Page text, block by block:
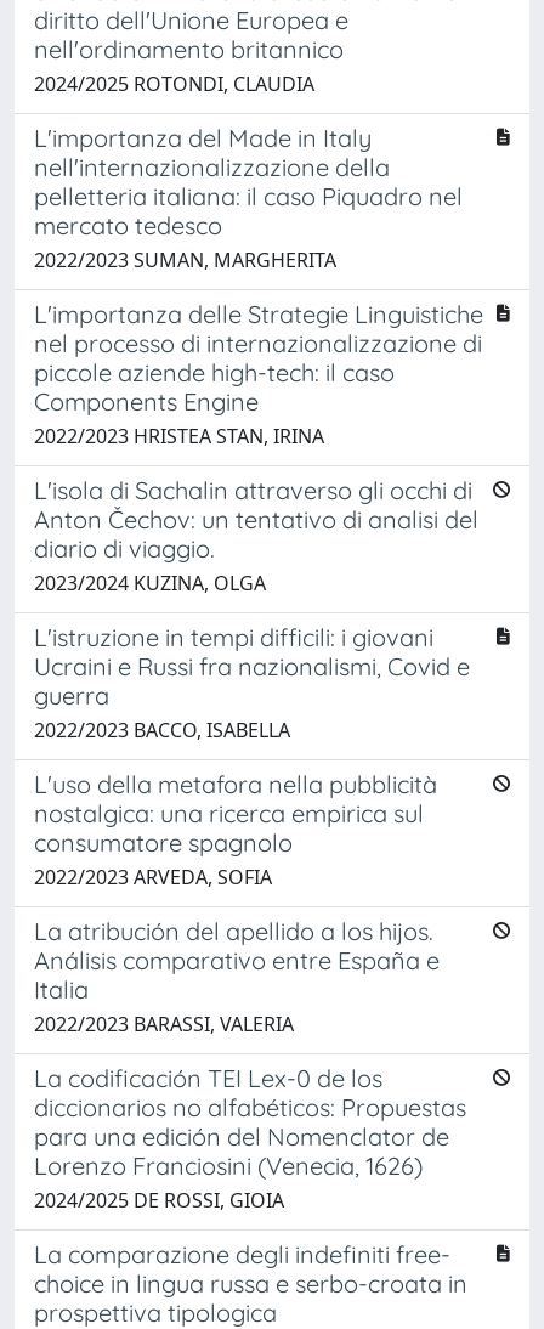
diritto dell'Unione Europea e
nell'ordinamento britannico
2024/2025 ROTONDI, CLAUDIA
L'importanza del Made in Italy
nell'internazionalizzazione della
pelletteria italiana: il caso Piquadro nel
mercato tedesco
2022/2023 SUMAN, MARGHERITA
L'importanza delle Strategie Linguistiche
nel processo di internazionalizzazione di
piccole aziende high-tech: il caso
Components Engine
2022/2023 HRISTEA STAN, IRINA
L'isola di Sachalin attraverso gli occhi di
Anton Čechov: un tentativo di analisi del
diario di viaggio.
2023/2024 KUZINA, OLGA
L'istruzione in tempi difficili: i giovani
Ucraini e Russi fra nazionalismi, Covid e
guerra
2022/2023 BACCO, ISABELLA
L'uso della metafora nella pubblicità
nostalgica: una ricerca empirica sul
consumatore spagnolo
2022/2023 ARVEDA, SOFIA
La atribución del apellido a los hijos.
Análisis comparativo entre España e
Italia
2022/2023 BARASSI, VALERIA
La codificación TEI Lex-0 de los
diccionarios no alfabéticos: Propuestas
para una edición del Nomenclator de
Lorenzo Franciosini (Venecia, 1626)
2024/2025 DE ROSSI, GIOIA
La comparazione degli indefiniti free-
choice in lingua russa e serbo-croata in
prospettiva tipologica